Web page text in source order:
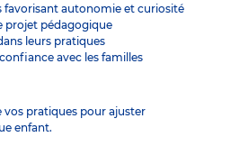
favorisant autonomie et curiosité
projet pédagogique
leurs pratiques
avec les familles
vos pratiques pour ajuster
enfant.